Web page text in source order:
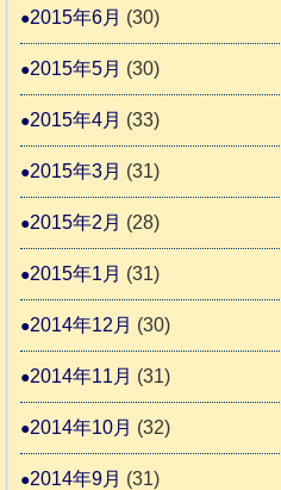
2015年6月 (30)
2015年5月 (30)
2015年4月 (33)
2015年3月 (31)
2015年2月 (28)
2015年1月 (31)
2014年12月 (30)
2014年11月 (31)
2014年10月 (32)
2014年9月 (31)